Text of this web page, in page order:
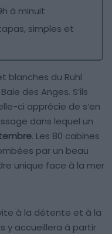
à minuit
simples et
blanches du Ruhl
des Anges. S’ils
ci apprécie de s’en
dans lequel un
. Les 80 cabines
par un beau
unique face à la mer
à la détente et à la
y accueillera à partir